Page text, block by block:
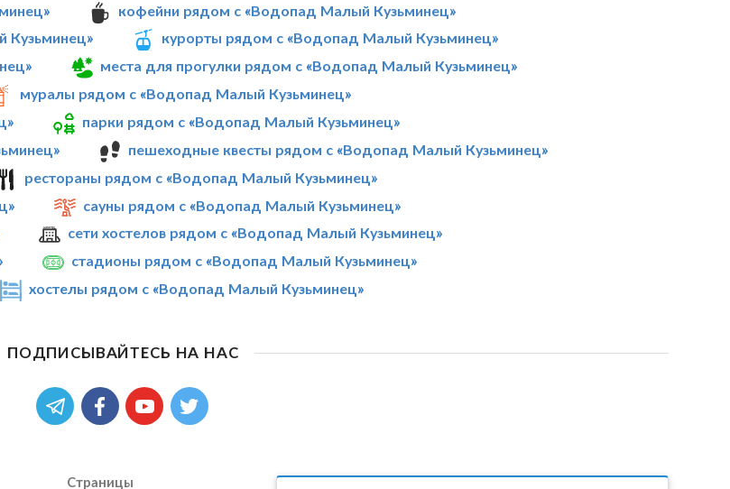
кофейни рядом с «Водопад Малый Кузьминец»
Кузьминец»
курорты рядом с «Водопад Малый Кузьминец»
места для прогулки рядом с «Водопад Малый Кузьминец»
муралы рядом с «Водопад Малый Кузьминец»
парки рядом с «Водопад Малый Кузьминец»
пешеходные квесты рядом с «Водопад Малый Кузьминец»
рестораны рядом с «Водопад Малый Кузьминец»
сауны рядом с «Водопад Малый Кузьминец»
сети хостелов рядом с «Водопад Малый Кузьминец»
стадионы рядом с «Водопад Малый Кузьминец»
хостелы рядом с «Водопад Малый Кузьминец»
ПОДПИСЫВАЙТЕСЬ НА НАС
Страницы